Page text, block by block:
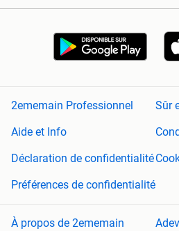
2ememain Professionnel
Sûr
Aide et Info
Déclaration de confidentialité
Préférences de confidentialité
À propos de 2ememain